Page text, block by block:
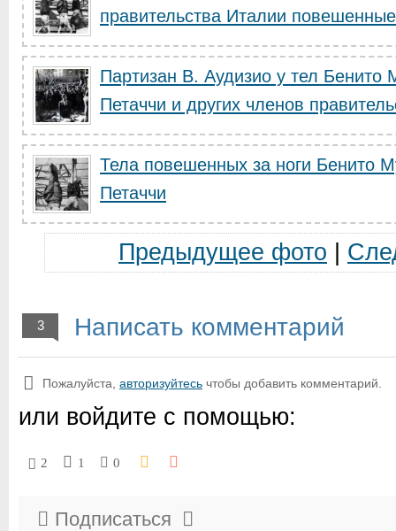
правительства Италии
Партизан В. Аудизио у тел Бенито
Петаччи и других членов
Тела повешенных за ноги Бенито
Петаччи
Предыдущее фото
3 Написать комментарий
Пожалуйста, авторизуйтесь чтобы добавить комментарий.
или войдите с помощью:
2 1 0
Подписаться